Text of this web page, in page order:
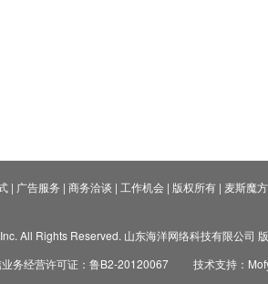
| 广告服务 | 商务洽谈 | 工作机会| 版权所有| 麦斯魔方
All Rights Reserved. 山东海洋网络科技有限公司
务经营许可证：鲁B2-20120067 技术支持：